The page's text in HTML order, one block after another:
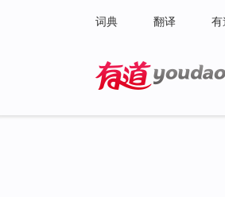
词典 翻译 有